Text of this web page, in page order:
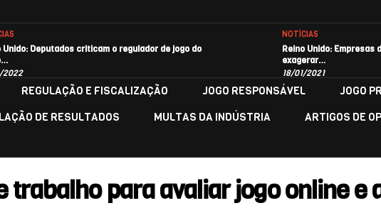
Unido: Deputados criticam o regulador de jogo do
2022
NOTÍCIAS
Reino Unido: Empresas
exagerar…
18/01/2021
REGULAÇÃO E FISCALIZAÇÃO JOGO RESPONSÁVEL JOGO
DE RESULTADOS MULTAS DA INDÚSTRIA ARTIGOS DE
para avaliar jogo online e